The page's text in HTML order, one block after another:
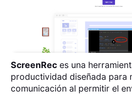
ScreenRec es una
productividad diseñada para
comunicación al permitir el